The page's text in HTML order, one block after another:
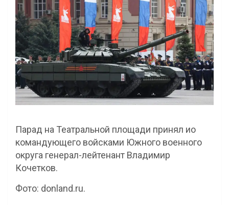
Парад на Театральной площади принял ио
командующего войсками Южного военного
округа генерал-лейтенант Владимир
Кочетков.
Фото: donland.ru.